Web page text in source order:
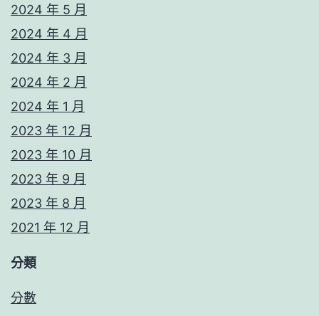
2024 年 5 月
2024 年 4 月
2024 年 3 月
2024 年 2 月
2024 年 1 月
2023 年 12 月
2023 年 10 月
2023 年 9 月
2023 年 8 月
2021 年 12 月
分類
分數